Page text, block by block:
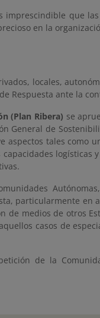
que
en la
locales,
Respuesta ante la
(Plan Ribera) se
General de
tales como
logísticas
particularmente en
de medios de otros
casos de
de la